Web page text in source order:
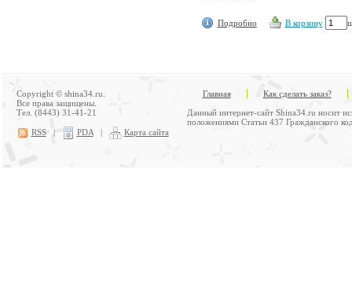
Подробно В корзину
Copyright © shina34.ru.
Все права защищены.
Тел. (8443) 31-41-21
RSS | PDA | Карта сайта
Главная
Как сделать заказ?
Данный интернет-сайт Shina34.ru носит
положениями Статьи 437 Гражданского